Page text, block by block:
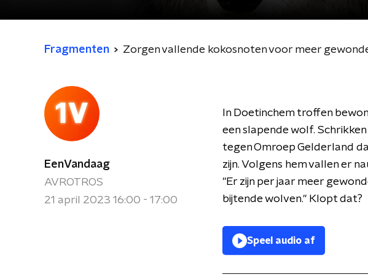
Fragmenten Zorgen vallende kokosnoten voor meer
EenVandaag
AVROTROS
21 april 2023 16:00 - 17:00
In Doetinchem troffen
een slapende wolf.
tegen Omroep Gelderland
zijn. Volgens hem vallen er
"Er zijn per jaar meer
bijtende wolven." Klopt dat?
Speel audio af